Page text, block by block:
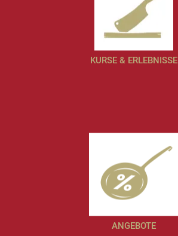
KURSE & ERLEBNISSE
ANGEBOTE